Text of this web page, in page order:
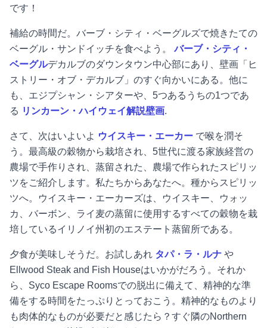
です！
補給の時間だ。バーブ・シティ・ベーグルズで焼きたての
ベーグル・サンドイッチを食べよう。バーブ・シティ・
ベーグルデカルブのダウンタウン中心部にあり、壁画「ヒ
ストリー・オブ・デカルブ」のすぐ向かいにある。他に
も、エジプシャン・シアターや、5つあるうちの1つであ
る リンカーン・ハイウェイ解説壁画.
さて、次はいよいよ ウイスキー・エーカー で喉を潤そ
う。最高級の穀物から栽培され、5世代に渡る家族経営の
農場で手作りされ、蒸留された、農場で作られたスピリッ
ツをご紹介します。私たちからあなたへ。種からスピリッ
ツへ。ウイスキー・エーカーズは、ウイスキー、ウォッ
カ、バーボン、ライ麦の蒸留に使用するすべての穀物を栽
培しているイリノイ州初のエステート蒸留所である。
夕食が美味しそうだ。お試しあれ タパ・ラ・ルナ や
Ellwood Steak and Fish Houseはいかがだろう。それか
ら、Syco Escape Roomsでの脱出に備えて、精神的な準
備をする時間をたっぷりとっておこう。精神的なものより
も肉体的なものが必要だと感じたら？すぐ隣のNorthern